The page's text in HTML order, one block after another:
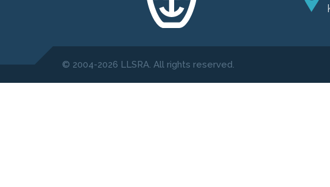
© 2004-2026 LLSRA. All rights reserved.